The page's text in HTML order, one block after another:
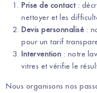
Prise de contact:
nettoyer et les
Devis personnalisé :
pour un tarif
Intervention : notre
vitres et vérifie le
Nous organisons nos